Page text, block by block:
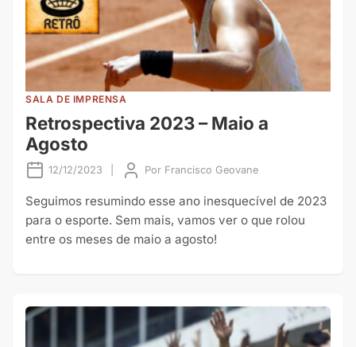
SALA DE IMPRENSA
Retrospectiva 2023 – Maio a
Agosto
12/12/2023 Por Francisco Geovane
Seguimos resumindo esse ano inesquecível de 2023
para o esporte. Sem mais, vamos ver o que rolou
entre os meses de maio a agosto!